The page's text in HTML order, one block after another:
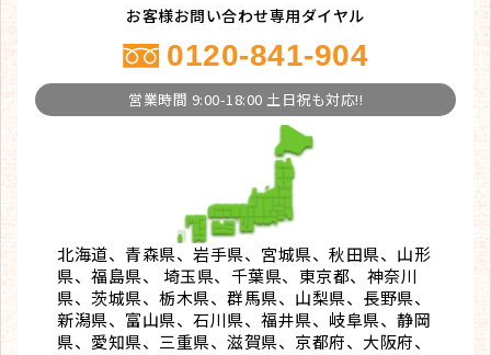
お客様お問い合わせ専用ダイヤル
0120-841-904
営業時間 9:00-18:00 土日祝も対応!!
北海道、青森県、岩手県、宮城県、秋田県、山形
県、福島県、 埼玉県、千葉県、東京都、神奈川
県、茨城県、栃木県、群馬県、山梨県、長野県、
新潟県、富山県、石川県、福井県、岐阜県、静岡
県、愛知県、三重県、滋賀県、京都府、大阪府、